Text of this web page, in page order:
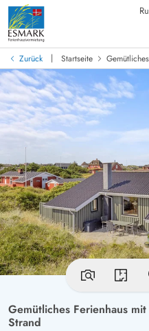
Zurück | Startseite
Gemütliches Ferienhaus
Strand